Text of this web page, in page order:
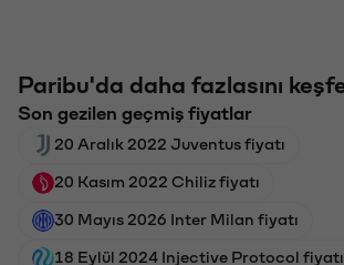
Paribu'da daha fazlasını
Son gezilen geçmiş fiyatlar
20 Aralık 2022 Juventus fiyatı
20 Kasım 2022 Chiliz fiyatı
30 Mayıs 2026 Inter Milan fiyatı
18 Eylül 2024 Injective Protocol fiyatı